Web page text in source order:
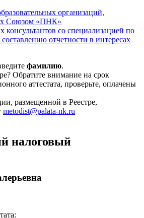
организаций,
Союзом «ПНК»
консультантов со специализацией по
отчетности в интересах
фамилию.
Обратите внимание на срок
аттестата, проверьте, оплачены
размещенной в Реестре,
metodist@palata-nk.ru
налоговый